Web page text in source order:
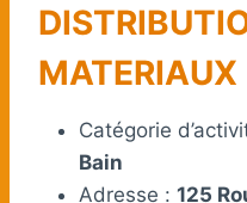
MATERIAUX
Catégorie
Bain
Adresse : 125